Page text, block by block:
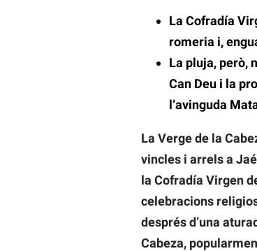
La Cofradía
romeria i,
La pluja, però,
Can Deu i la
l’avinguda
La Verge de la
vincles i arrels a
la Cofradía Virgen
celebracions
després d’una
Cabeza,